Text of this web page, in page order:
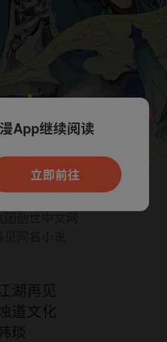
阅读，可打开App新用
天免费看
App继续阅读
立即前往